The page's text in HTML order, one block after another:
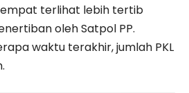
terlihat lebih tertib
oleh Satpol PP.
waktu terakhir, jumlah PKL